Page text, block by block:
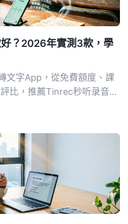
？2026年實測3款，學
文字App，從免費額度、課
比，推薦Tinrec秒听录音，